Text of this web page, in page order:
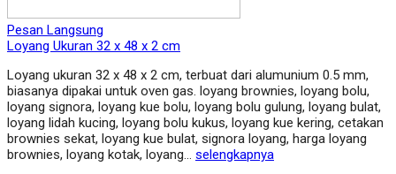
Pesan Langsung
Loyang Ukuran 32 x 48 x 2 cm
Loyang ukuran 32 x 48 x 2 cm, terbuat dari alumunium 0.5 mm,
biasanya dipakai untuk oven gas. loyang brownies, loyang bolu,
loyang signora, loyang kue bolu, loyang bolu gulung, loyang bulat,
loyang lidah kucing, loyang bolu kukus, loyang kue kering, cetakan
brownies sekat, loyang kue bulat, signora loyang, harga loyang
brownies, loyang kotak, loyang… selengkapnya